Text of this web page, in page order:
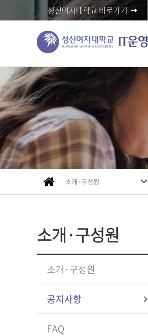
성신여자대학교 바로가기
소개·구성원
소개·구성원
소개·구성원
공지사항
FAQ